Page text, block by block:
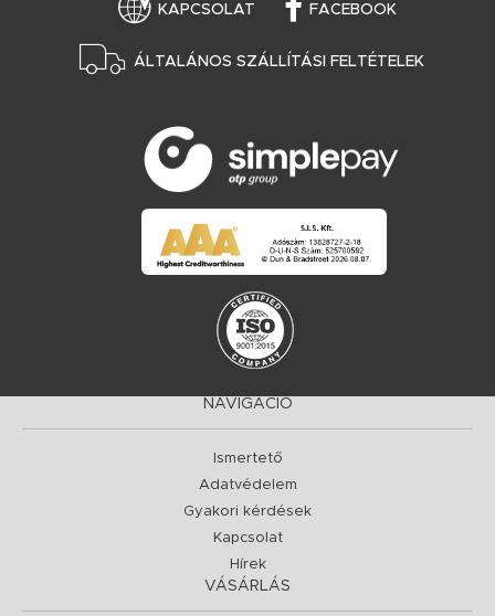
KAPCSOLAT FACEBOOK
ÁLTALÁNOS SZÁLLÍTÁSI FELTÉTELEK
NAVIGÁCIÓ
Ismertető
Adatvédelem
Gyakori kérdések
Kapcsolat
Hírek
VÁSÁRLÁS